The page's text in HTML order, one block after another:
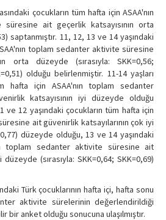
çocukların tüm hafta için ASAA'nın
ait geçerlik katsayısının orta
saptanmıştır. 11, 12, 13 ve 14 yaşındaki
toplam sedanter aktivite süresine
orta düzeyde (sırasıyla: SKK=0,56;
olduğu belirlenmiştir. 11-14 yaşları
hafta için ASAA'nın toplam sedanter
katsayısının iyi düzeyde olduğu
ve 12 yaşındaki çocukların tüm hafta için
ait güvenirlik katsayılarının çok iyi
düzeyde olduğu, 13 ve 14 yaşındaki
toplam sedanter aktivite süresine ait
düzeyde (sırasıyla: SKK=0,64; SKK=0,69)
Türk çocuklarının hafta içi, hafta sonu
aktivite sürelerinin değerlendirildiği
bir anket olduğu sonucuna ulaşılmıştır.